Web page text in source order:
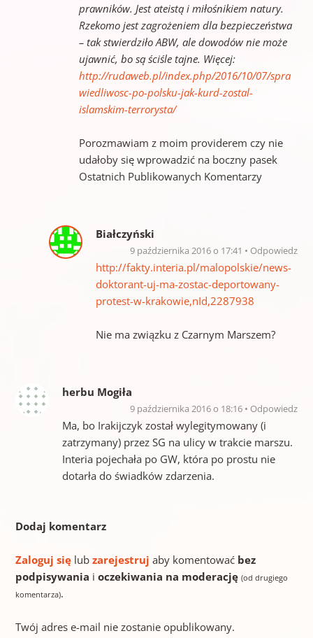
prawników. Jest ateistą i miłośnikiem natury.
Rzekomo jest zagrożeniem dla bezpieczeństwa
– tak stwierdziło ABW, ale dowodów nie może
ujawnić, bo są ściśle tajne. Więcej:
http://rudaweb.pl/index.php/2016/10/07/spra
wiedliwosc-po-polsku-jak-kurd-zostal-
islamskim-terrorysta/
Porozmawiam z moim providerem czy nie
udałoby się wprowadzić na boczny pasek
Ostatnich Publikowanych Komentarzy
Białczyński
9 października 2016 o 17:41 Odpowiedz
http://fakty.interia.pl/malopolskie/news-
doktorant-uj-ma-zostac-deportowany-
protest-w-krakowie,nId,2287938
Nie ma związku z Czarnym Marszem?
herbu Mogiła
9 października 2016 o 18:16 Odpowiedz
Ma, bo Irakijczyk został wylegitymowany (i
zatrzymany) przez SG na ulicy w trakcie marszu.
Interia pojechała po GW, która po prostu nie
dotarła do świadków zdarzenia.
Dodaj komentarz
Zaloguj sięlub zarejestruj aby komentować bez
podpisywania i oczekiwania na moderację (od drugiego
komentarza).
Twój adres e-mail nie zostanie opublikowany.